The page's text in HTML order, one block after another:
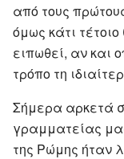
από τους
όμως κάτι
ειπωθεί, αν και
τρόπο τη
Σήμερα αρκετά
γραμματείας
της Ρώμης ήταν